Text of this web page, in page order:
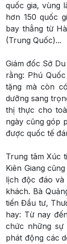
quốc gia, vùng
hơn 150 quốc
bay thẳng từ
(Trung Quốc)...
Giám đốc Sở
rằng: Phú
tặng mà còn
dưỡng sang
thị thực cho
ngày cũng góp
được quốc tế
Trung tâm Xúc
Kiên Giang
lịch độc đáo và
khách. Bà
tiến Đầu tư,
hay: Từ nay
chức những
phát động các